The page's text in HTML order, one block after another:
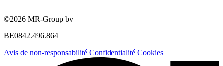
©2026 MR-Group bv
BE0842.496.864
Avis de non-responsabilité Confidentialité Cookies